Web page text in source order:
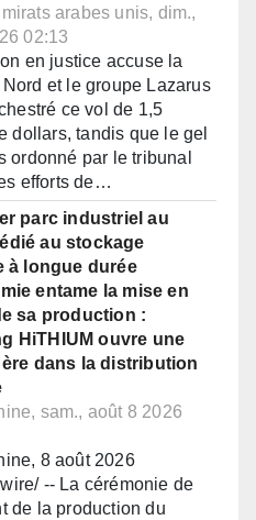
arabes unis, dim.,
02:13
en justice accuse la
et le groupe Lazarus
ce vol de 1,5
dollars, tandis que le gel
ordonné par le tribunal
efforts de…
parc industriel au
au stockage
à longue durée
entame la mise en
sa production :
HiTHIUM ouvre une
dans la distribution
sam., août 8 2026
8 août 2026
-- La cérémonie de
de la production du